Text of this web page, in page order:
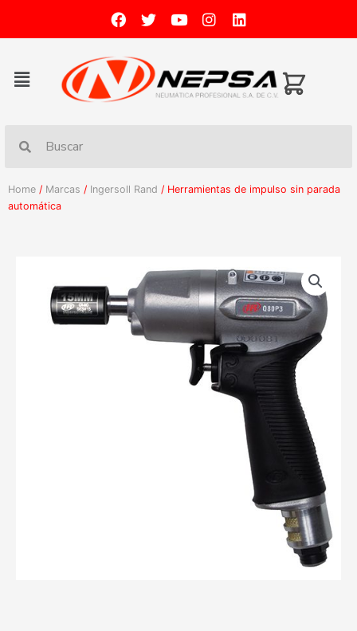
Home / Marcas / Ingersoll Rand / Herramientas de impulso sin parada
automática